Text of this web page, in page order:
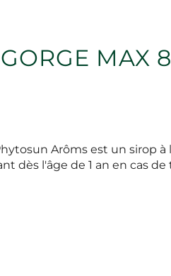
MAX
Arôms est un sirop à
dès l'âge de 1 an en cas de